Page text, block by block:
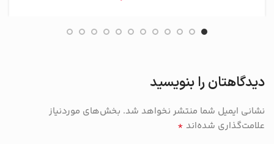
دیدگاهتان را بنویسید
نشانی ایمیل شما منتشر نخواهد شد. بخش‌های موردنیاز
علامت‌گذاری شده‌اند *